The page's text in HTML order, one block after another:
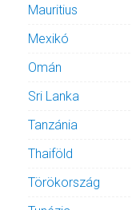
Mauritius
Mexikó
Omán
Sri Lanka
Tanzánia
Thaiföld
Törökország